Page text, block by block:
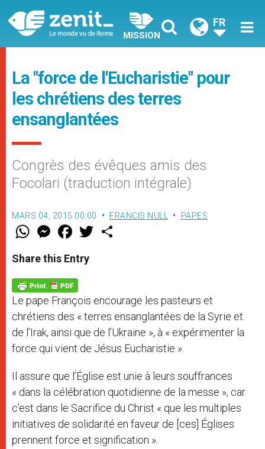
MISSION
FR
La "force de l'Eucharistie" pour
les chrétiens des terres
ensanglantées
Congrès des évêques amis des
Focolari (traduction intégrale)
MARS 04, 2015 00:00 FRANCIS NULL PAPES
W
t
s
p
p
M
e
s
e
g
e
r
F
a
e
b
o
k
w
Share this Entry
Le pape François encourage les pasteurs et
chrétiens des « terres ensanglantées de la Syrie et
de l’Irak, ainsi que de l’Ukraine », à « expérimenter la
force qui vient de Jésus Eucharistie ».
Il assure que l’Église est unie à leurs souffrances
« dans la célébration quotidienne de la messe », car
c’est dans le Sacrifice du Christ « que les multiples
initiatives de solidarité en faveur de [ces] Églises
prennent force et signification ».